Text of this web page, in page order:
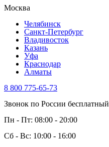
Москва
Челябинск
Санкт-Петербург
Владивосток
Казань
Уфа
Краснодар
Алматы
8 800 775-65-73
Звонок по России бесплатный
Пн - Пт: 08:00 - 20:00
Сб - Вс: 10:00 - 16:00